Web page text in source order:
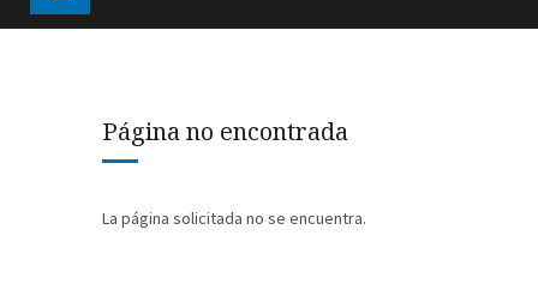
Página no encontrada
La página solicitada no se encuentra.